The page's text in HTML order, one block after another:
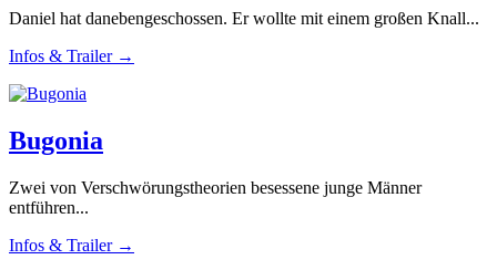
Daniel hat danebengeschossen. Er wollte mit einem großen Knall...
Infos & Trailer →
Bugonia
Zwei von Verschwörungstheorien besessene junge Männer
entführen...
Infos & Trailer →